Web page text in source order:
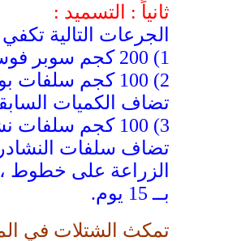
ثانياً : التسميد :
الجرعات التالية تكفي
1)
200 كجم سوبر فوسفات 15%
2)
100 كجم سلفات بوتاسيوم 48%
تضاف الكميات
3) 100 كجم سلفات نشادر 20.5 %
تضاف سلفات
الزراعة على خطوط ،
بــ 15 يوم.